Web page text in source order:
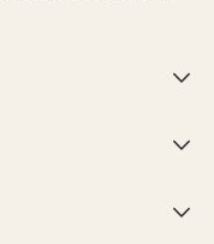


